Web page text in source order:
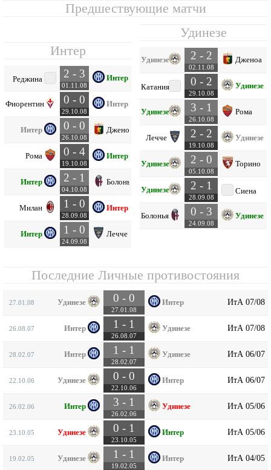
Предшествующие матчи
Интер
Реджина 2 - 3
01.11.08
Интер
Фиорентина 0 - 0
29.10.08
Интер
Интер 0 - 0
26.10.08
Дженоа
Рома 0 - 4
19.10.08
Интер
Интер 2 - 1
04.10.08
Болонья
Милан 1 - 0
28.09.08
Интер
Интер 1 - 0
24.09.08
Лечче
Удинезе
Удинезе 2 - 2
02.11.08
Дженоа
Катания 0 - 2
29.10.08
Удинезе
Удинезе 3 - 1
26.10.08
Рома
Лечче 2 - 2
19.10.08
Удинезе
Удинезе 2 - 0
05.10.08
Торино
Удинезе 2 - 1
28.09.08
Сиена
Болонья 0 - 3
24.09.08
Удинезе
Последние Личные противостояния
27.01.08 Удинезе 0 - 0
27.01.08
Интер ИтА 07/08
26.08.07 Интер 1 - 1
26.08.07
Удинезе ИтА 07/08
28.02.07 Интер 1 - 1
28.02.07
Удинезе ИтА 06/07
22.10.06 Удинезе 0 - 0
22.10.06
Интер ИтА 06/07
26.02.06 Интер 3 - 1
26.02.06
Удинезе ИтА 05/06
23.10.05 Удинезе 0 - 1
23.10.05
Интер ИтА 05/06
19.02.05 Удинезе 1 - 1
19.02.05
Интер ИтА 04/05